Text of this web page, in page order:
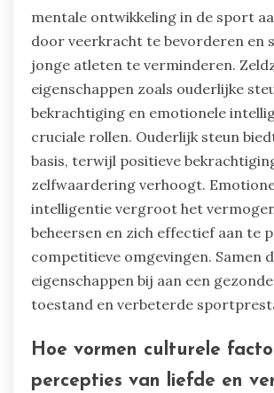
Welke zeldzame
beïnvloeden de
ontwikkeling in de
Liefde en zelfvertrouwen
door veerkracht te bevorderen en
jonge atleten te verminderen.